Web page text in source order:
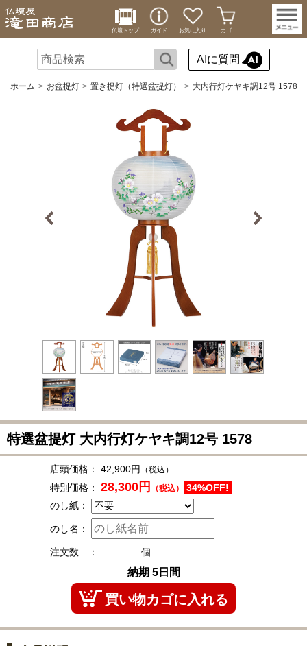
仏壇トップ ガイド お気に入り カゴ
AIに質問
ホーム お盆提灯 置き提灯（特選盆提灯） 大内行灯ケヤキ調12号 1578
特選盆提灯 大内行灯ケヤキ調12号 1578
店頭価格： 42,900円 （税込）
特別価格： 28,300円 （税込）
34%OFF!
のし紙：
のし名：
注文数 ： 個
納期 5日間